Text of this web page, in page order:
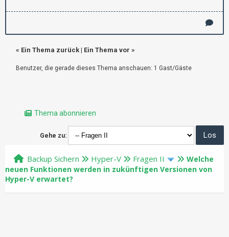
« Ein Thema zurück | Ein Thema vor »
Benutzer, die gerade dieses Thema anschauen: 1 Gast/Gäste
Thema abonnieren
Gehe zu:
Backup Sichern Hyper-V Fragen II
Welche
neuen Funktionen werden in zukünftigen Versionen von
Hyper-V erwartet?